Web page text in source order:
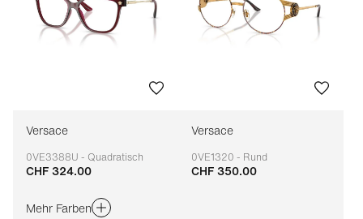
Versace
0VE3388U - Quadratisch
Anpassbar
CHF 324.00
Mehr Farben
Versace
0VE1320 - Rund
Anpassbar
CHF 350.00